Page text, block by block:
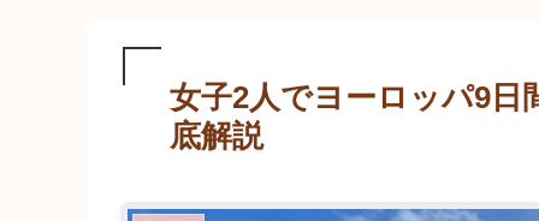
女子2人でヨーロッパ9日
底解説